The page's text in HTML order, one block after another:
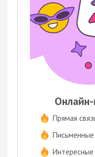
Прямая
Интересные